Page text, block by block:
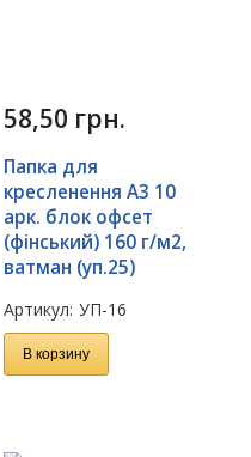
58,50 грн.
Папка для
кресленення А3 10
арк. блок офсет
(фінський) 160 г/м2,
ватман (уп.25)
Артикул: УП-16
В корзину